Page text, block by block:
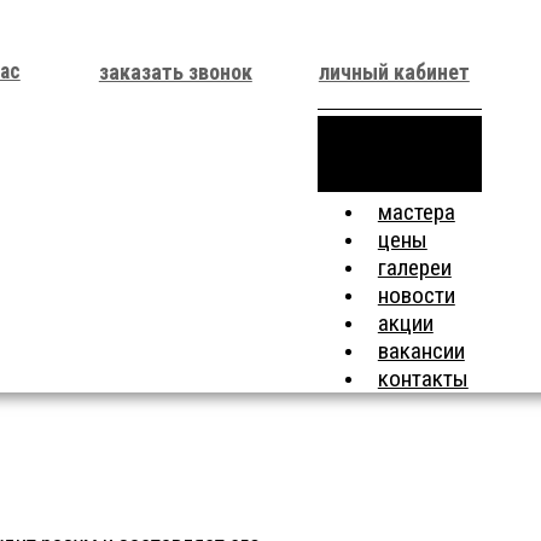
заказать звонок личный кабинет
мастера
цены
галереи
новости
акции
вакансии
контакты